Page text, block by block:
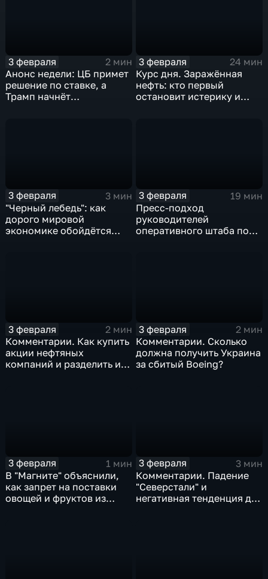
3 февраля
2 мин
Анонс недели: ЦБ примет
решение по ставке, а
Трамп начнёт
3 февраля
24 мин
Курс дня. Заражённая
нефть: кто первый
остановит истерику и
3 февраля
3 мин
"Черный лебедь": как
дорого мировой
экономике обойдётся
3 февраля
19 мин
Пресс-подход
руководителей
оперативного штаба по
3 февраля
2 мин
Комментарии. Как купить
акции нефтяных
компаний и разделить их
3 февраля
2 мин
Комментарии. Сколько
должна получить Украина
за сбитый Boeing?
3 февраля
1 мин
В "Магните" объяснили,
как запрет на поставки
овощей и фруктов из
3 февраля
3 мин
Комментарии. Падение
"Северстали" и
негативная тенденция для